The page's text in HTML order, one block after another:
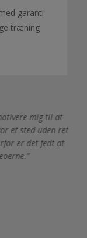
garanti
træning
mig til at
et sted uden ret
er det fedt at